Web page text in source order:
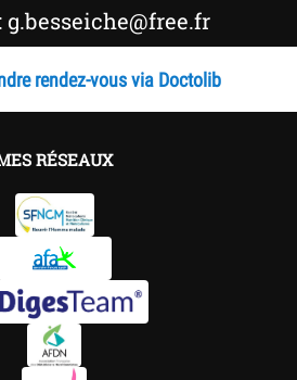
g.besseiche@free.fr
rendez-vous via Doctolib
RÉSEAUX